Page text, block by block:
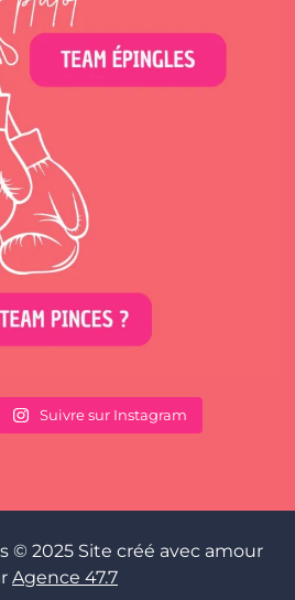
Suivre sur Instagram
© 2025 Site créé avec amour
Agence 47.7